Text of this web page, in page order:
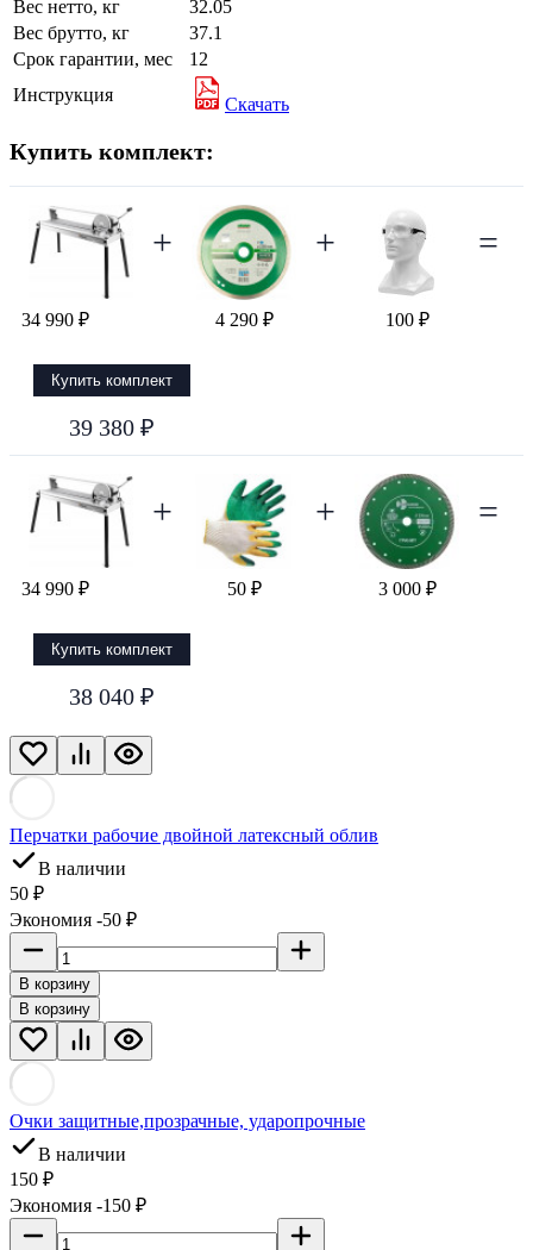
Вес нетто, кг
32.05
Вес брутто, кг
37.1
Срок гарантии, мес
12
Инструкция
Скачать
Купить комплект:
34 990 ₽
+
4 290 ₽
+
100 ₽
=
Купить комплект
39 380 ₽
34 990 ₽
+
50 ₽
+
3 000 ₽
=
Купить комплект
38 040 ₽
Перчатки рабочие двойной латексный облив
В наличии
50 ₽
Экономия -50 ₽
В корзину
В корзину
Очки защитные,прозрачные, ударопрочные
В наличии
150 ₽
Экономия -150 ₽